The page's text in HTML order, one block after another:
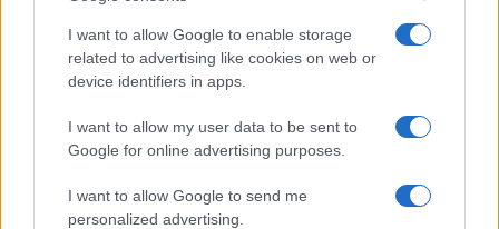
I want to allow Google to enable storage
related to advertising like cookies on web or
device identifiers in apps.
I want to allow my user data to be sent to
Google for online advertising purposes.
I want to allow Google to send me
personalized advertising.
kapcsolatrendszerre építeni. A hazánk iránt
megnyilvánuló külföldi hírszerzési
érdeklődéssel együtt kell élni, ezen
változtatni nem lehet. Ez azonban nem jelenti
azt, hogy ne volna helye fokozott
körültekintésnek és óvatosságnak” –
állapította meg a tanulmány.